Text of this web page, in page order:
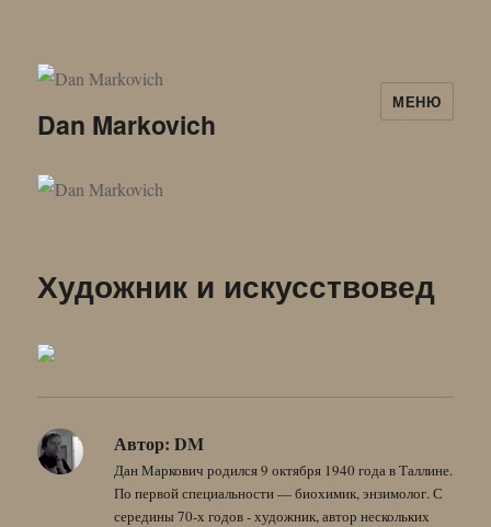
Dan Markovich
МЕНЮ
Художник и искусствовед
Автор: DM
Дан Маркович родился 9 октября 1940 года в Таллине.
По первой специальности — биохимик, энзимолог. С
середины 70-х годов - художник, автор нескольких